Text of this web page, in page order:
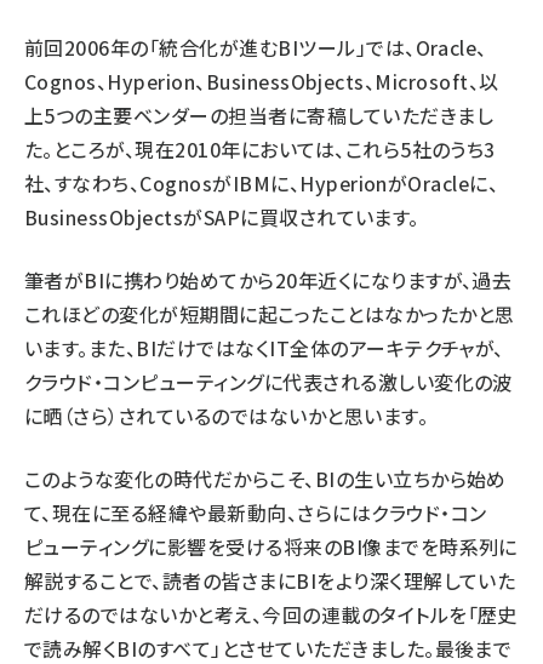
前回2006年の「統合化が進むBIツール」では、Oracle、
Cognos、Hyperion、BusinessObjects、Microsoft、以
上5つの主要ベンダーの担当者に寄稿していただきまし
た。ところが、現在2010年においては、これら5社のうち3
社、すなわち、CognosがIBMに、HyperionがOracleに、
BusinessObjectsがSAPに買収されています。
筆者がBIに携わり始めてから20年近くになりますが、過去
これほどの変化が短期間に起こったことはなかったかと思
います。また、BIだけではなくIT全体のアーキテクチャが、
クラウド・コンピューティングに代表される激しい変化の波
に晒（さら）されているのではないかと思います。
このような変化の時代だからこそ、BIの生い立ちから始め
て、現在に至る経緯や最新動向、さらにはクラウド・コン
ピューティングに影響を受ける将来のBI像までを時系列に
解説することで、読者の皆さまにBIをより深く理解していた
だけるのではないかと考え、今回の連載のタイトルを「歴史
で読み解くBIのすべて」とさせていただきました。最後まで